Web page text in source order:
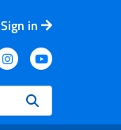
Sign in